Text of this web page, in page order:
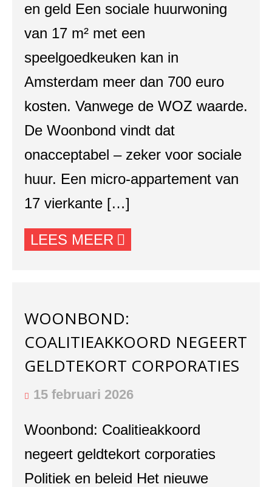
en geld Een sociale huurwoning
van 17 m² met een
speelgoedkeuken kan in
Amsterdam meer dan 700 euro
kosten. Vanwege de WOZ waarde.
De Woonbond vindt dat
onacceptabel – zeker voor sociale
huur. Een micro-appartement van
17 vierkante […]
LEES MEER
WOONBOND:
COALITIEAKKOORD NEGEERT
GELDTEKORT CORPORATIES
15 februari 2026
Woonbond: Coalitieakkoord
negeert geldtekort corporaties
Politiek en beleid Het nieuwe